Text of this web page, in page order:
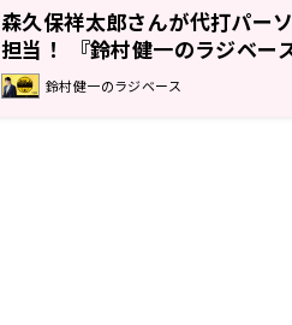
森久保祥太郎さんが代打パー
担当！ 『鈴村健一のラジベー
鈴村健一のラジベース